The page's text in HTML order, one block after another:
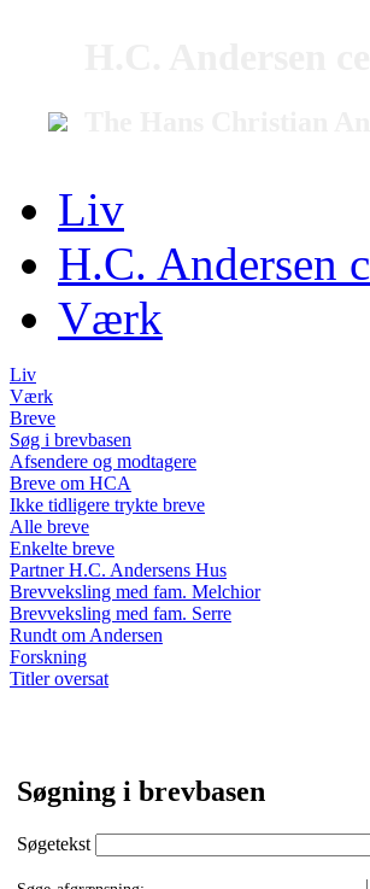
Liv
H.C. Andersen
Værk
Liv
Værk
Breve
Søg i brevbasen
Afsendere og modtagere
Breve om HCA
Ikke tidligere trykte breve
Alle breve
Enkelte breve
Partner H.C. Andersens Hus
Brevveksling med fam. Melchior
Brevveksling med fam. Serre
Rundt om Andersen
Forskning
Titler oversat
Søgning i brevbasen
Søgetekst